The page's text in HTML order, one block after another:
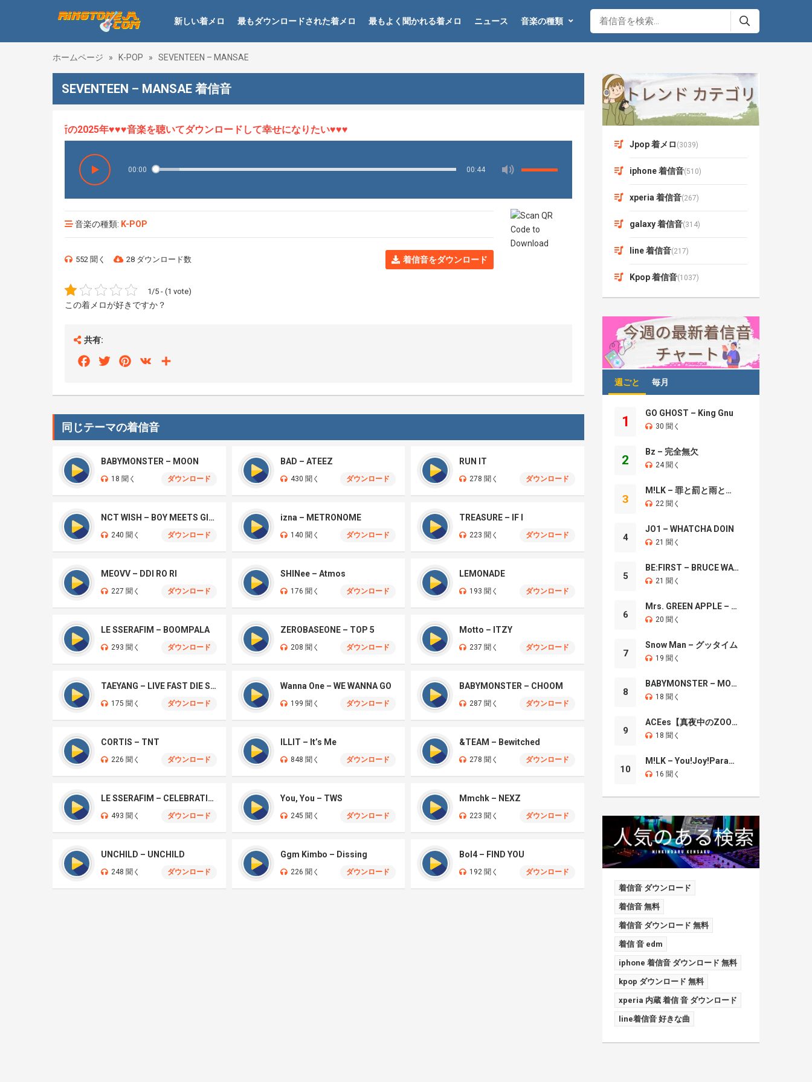
新しい着メロ 最もダウンロードされた着メロ 最もよく聞かれる着メロ ニュース 音楽の種類
ホームページ » K-POP » SEVENTEEN – MANSAE
SEVENTEEN – MANSAE 着信音
、最新の2025年♥♥♥音楽を聴いてダウンロードして幸せになりたい♥♥♥
00:00 00:44
音楽の種類: K-POP
552 聞く 28 ダウンロード数 着信音をダウンロード
1/5 - (1 vote)
この着メロが好きですか？
共有:
FacebookTwitterPinterest
VK
同じテーマの着信音
BABYMONSTER – MOON
18 聞く ダウンロード
BAD – ATEEZ
430 聞く ダウンロード
RUN IT
278 聞く ダウンロード
NCT WISH – BOY MEETS GIRL
240 聞く ダウンロード
izna – METRONOME
140 聞く ダウンロード
TREASURE – IF I
223 聞く ダウンロード
MEOVV – DDI RO RI
227 聞く ダウンロード
SHINee – Atmos
176 聞く ダウンロード
LEMONADE
193 聞く ダウンロード
LE SSERAFIM – BOOMPALA
293 聞く ダウンロード
ZEROBASEONE – TOP 5
208 聞く ダウンロード
Motto – ITZY
237 聞く ダウンロード
TAEYANG – LIVE FAST DIE SLOW
175 聞く ダウンロード
Wanna One – WE WANNA GO
199 聞く ダウンロード
BABYMONSTER – CHOOM
287 聞く ダウンロード
CORTIS – TNT
226 聞く ダウンロード
ILLIT – It’s Me
848 聞く ダウンロード
&TEAM – Bewitched
278 聞く ダウンロード
LE SSERAFIM – CELEBRATION
493 聞く ダウンロード
You, You – TWS
245 聞く ダウンロード
Mmchk – NEXZ
223 聞く ダウンロード
UNCHILD – UNCHILD
248 聞く ダウンロード
Ggm Kimbo – Dissing
226 聞く ダウンロード
Bol4 – FIND YOU
192 聞く ダウンロード
Jpop 着メロ (3039)
iphone 着信音(510)
xperia 着信音(267)
galaxy 着信音(314)
line 着信音(217)
Kpop 着信音(1037)
週ごと 毎月
1
GO GHOST – King Gnu
30 聞く
2
Bz – 完全無欠
24 聞く
3
M!LK – 罪と罰と雨とキス
22 聞く
4
JO1 – WHATCHA DOIN
21 聞く
5
BE:FIRST – BRUCE WAYNE
21 聞く
6
Mrs. GREEN APPLE – Brand New
20 聞く
7
Snow Man – グッタイム
19 聞く
8
BABYMONSTER – MOON
18 聞く
9
ACEes【真夜中のZOO】
18 聞く
10
M!LK – You!Joy!Parade!
16 聞く
着信音 ダウンロード
着信音 無料
着信音 ダウンロード 無料
着信 音 edm
iphone 着信音 ダウンロード 無料
kpop ダウンロード 無料
xperia 内蔵 着信 音 ダウンロード
line着信音 好きな曲